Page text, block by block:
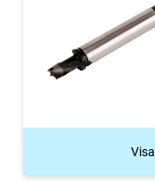
Visa